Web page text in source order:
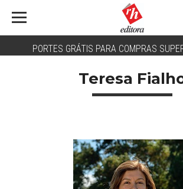
PORTES GRÁTIS PARA COMPRAS
Teresa